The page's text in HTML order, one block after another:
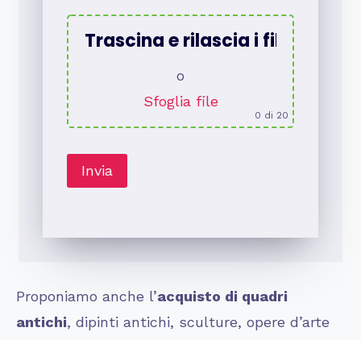
Trascina e rilascia i file qui
o
Sfoglia file
0 di 20
Proponiamo anche l’acquisto di quadri
antichi, dipinti antichi, sculture, opere d’arte